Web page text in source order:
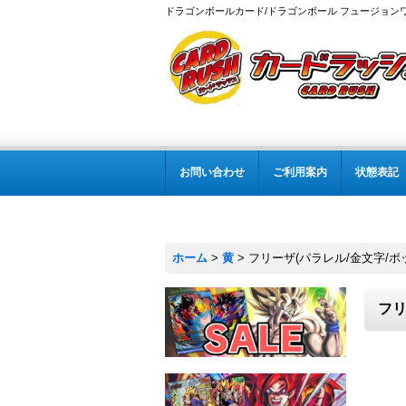
ドラゴンボールカード/ドラゴンボール フュージョン
お問い合わせ ご利用案内 状態表記
ホーム > 黄 > フリーザ(パラレル/金文字/
フ